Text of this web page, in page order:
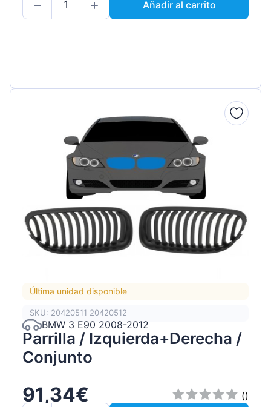
Añadir al carrito
Última unidad disponible
SKU: 20420511 20420512
BMW 3 E90 2008-2012
Parrilla / Izquierda+Derecha /
Conjunto
91,34€
()